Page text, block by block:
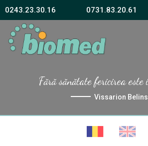
0243.23.30.16 0731.83.20.61
Fără sănătate fericirea este
Vissarion